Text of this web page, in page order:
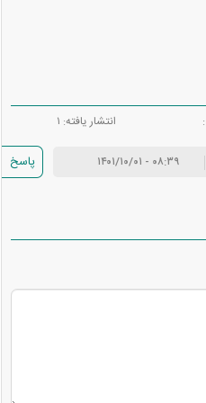
انتشار یافته: ۱
۰۸:۳۹ - ۱۴۰۱/۱۰/۰۱ پاسخ